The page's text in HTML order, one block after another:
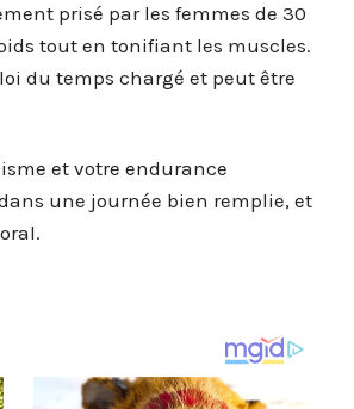
prisé par les femmes de 30
tout en tonifiant les muscles.
du temps chargé et peut être
et votre endurance
une journée bien remplie, et